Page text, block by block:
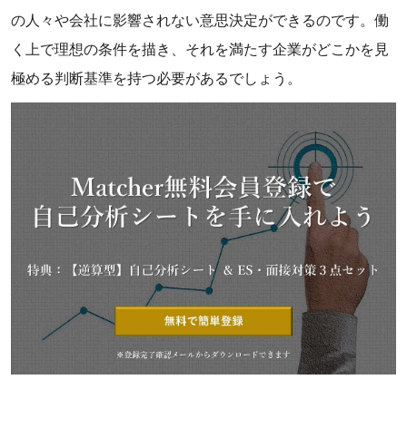
の人々や会社に影響されない意思決定ができるのです。働
く上で理想の条件を描き、それを満たす企業がどこかを見
極める判断基準を持つ必要があるでしょう。